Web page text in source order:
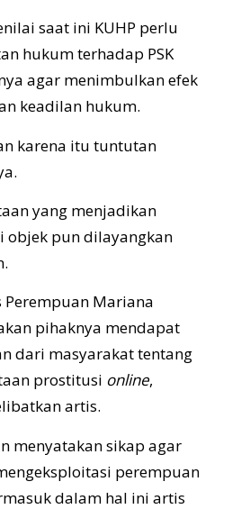
saat ini KUHP perlu
hukum terhadap PSK
agar menimbulkan efek
keadilan hukum.
karena itu tuntutan
yang menjadikan
objek pun dilayangkan
Perempuan Mariana
pihaknya mendapat
dari masyarakat tentang
prostitusi online,
artis.
menyatakan sikap agar
perempuan
dalam hal ini artis